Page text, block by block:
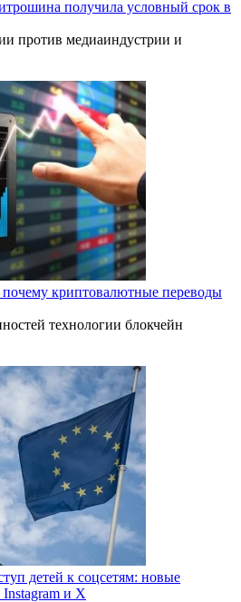
получила условный срок в
против медиаиндустрии и
почему криптовалютные переводы
технологии блокчейн
детей к соцсетям: новые
Instagram и X